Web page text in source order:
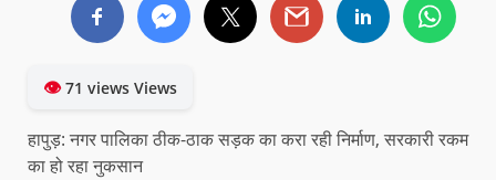
👁71 views Views
हापुड़: नगर पालिका ठीक-ठाक सड़क का करा रही निर्माण, सरकारी रकम
का हो रहा नुकसान